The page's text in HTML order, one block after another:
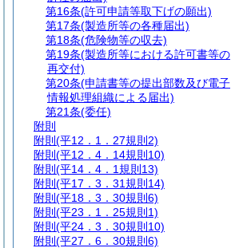
第16条(許可申請等取下げの願出)
第17条(製造所等の各種届出)
第18条(危険物等の収去)
第19条(製造所等における許可書等の
再交付)
第20条(申請書等の提出部数及び電子
情報処理組織による届出)
第21条(委任)
附則
附則 (平12．1．27規則2)
附則 (平12．4．14規則10)
附則 (平14．4．1規則13)
附則 (平17．3．31規則14)
附則 (平18．3．30規則6)
附則 (平23．1．25規則1)
附則 (平24．3．30規則10)
附則 (平27．6．30規則6)